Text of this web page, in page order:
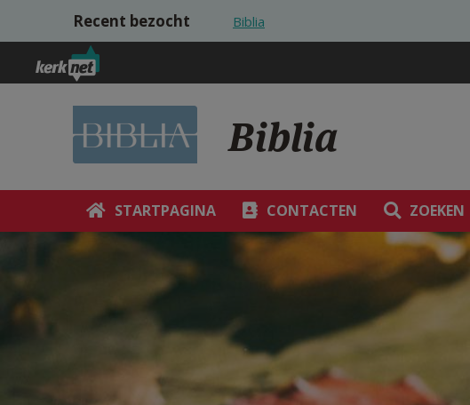
Overslaan en naar de inhoud gaan
Recent bezocht Biblia
Biblia
STARTPAGINA CONTACTEN ZOEKEN